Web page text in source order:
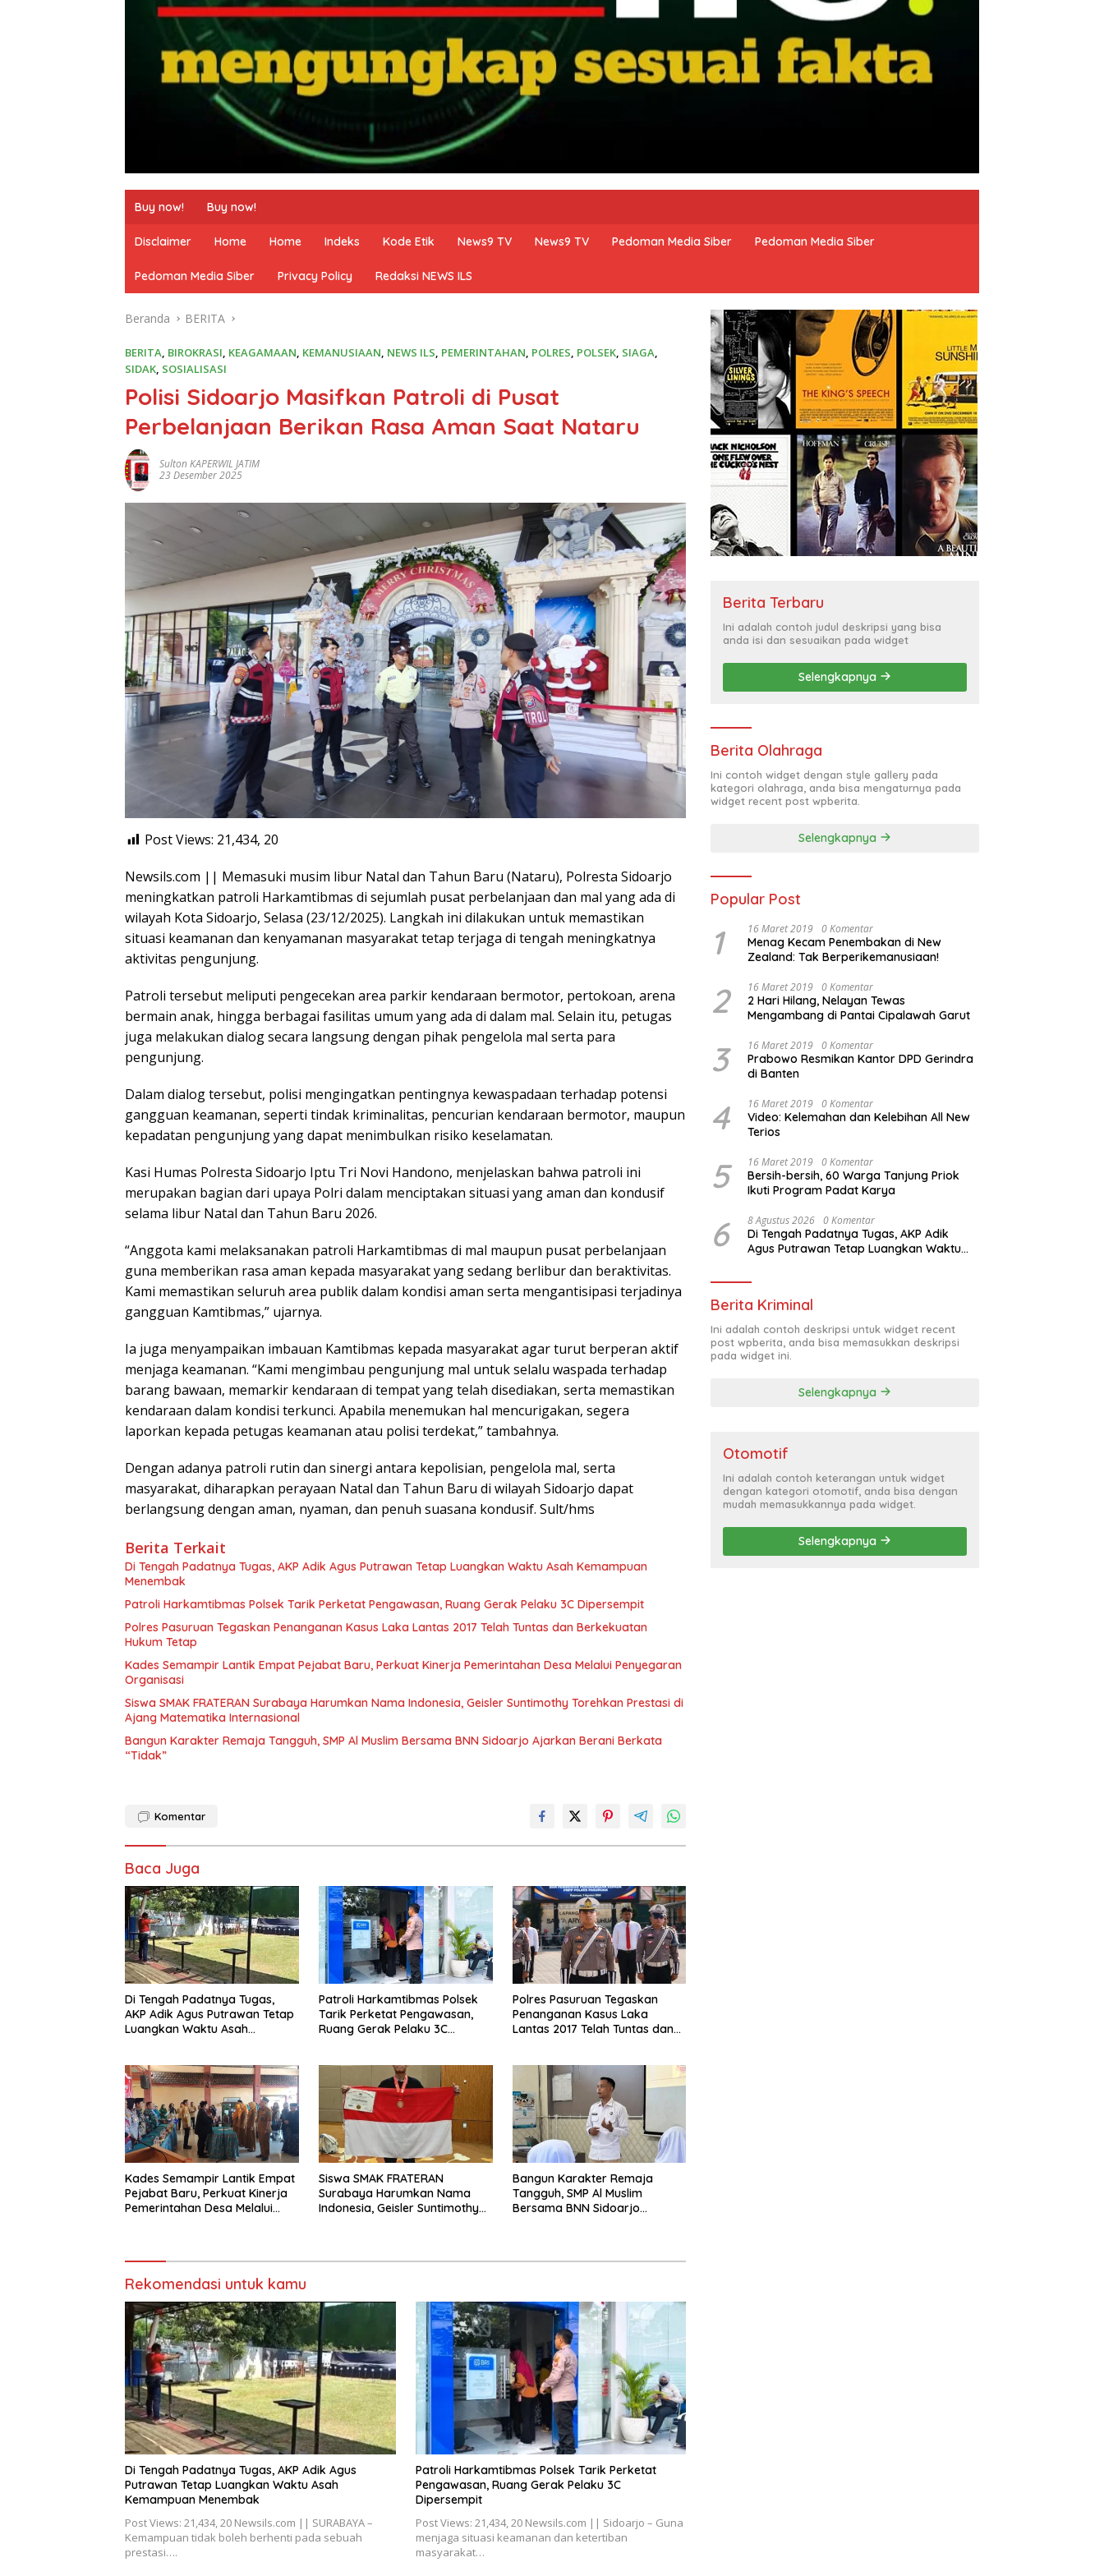
Buy now! Buy now!
Disclaimer Home Home Indeks Kode Etik News9 TV News9 TV Pedoman Media Siber Pedoman Media Siber
Pedoman Media Siber Privacy Policy Redaksi NEWS ILS
Beranda BERITA
BERITA BIROKRASI KEAGAMAAN KEMANUSIAAN NEWS ILS PEMERINTAHAN POLRES POLSEK SIAGA
SIDAK SOSIALISASI
Polisi Sidoarjo Masifkan Patroli di Pusat
Perbelanjaan Berikan Rasa Aman Saat Nataru
Sulton KAPERWIL JATIM
23 Desember 2025
Post Views: 21,434, 20
Newsils.com || Memasuki musim libur Natal dan Tahun Baru (Nataru), Polresta Sidoarjo
meningkatkan patroli Harkamtibmas di sejumlah pusat perbelanjaan dan mal yang ada di
wilayah Kota Sidoarjo, Selasa (23/12/2025). Langkah ini dilakukan untuk memastikan
situasi keamanan dan kenyamanan masyarakat tetap terjaga di tengah meningkatnya
aktivitas pengunjung.
Patroli tersebut meliputi pengecekan area parkir kendaraan bermotor, pertokoan, arena
bermain anak, hingga berbagai fasilitas umum yang ada di dalam mal. Selain itu, petugas
juga melakukan dialog secara langsung dengan pihak pengelola mal serta para
pengunjung.
Dalam dialog tersebut, polisi mengingatkan pentingnya kewaspadaan terhadap potensi
gangguan keamanan, seperti tindak kriminalitas, pencurian kendaraan bermotor, maupun
kepadatan pengunjung yang dapat menimbulkan risiko keselamatan.
Kasi Humas Polresta Sidoarjo Iptu Tri Novi Handono, menjelaskan bahwa patroli ini
merupakan bagian dari upaya Polri dalam menciptakan situasi yang aman dan kondusif
selama libur Natal dan Tahun Baru 2026.
“Anggota kami melaksanakan patroli Harkamtibmas di mal maupun pusat perbelanjaan
guna memberikan rasa aman kepada masyarakat yang sedang berlibur dan beraktivitas.
Kami memastikan seluruh area publik dalam kondisi aman serta mengantisipasi terjadinya
gangguan Kamtibmas,” ujarnya.
Ia juga menyampaikan imbauan Kamtibmas kepada masyarakat agar turut berperan aktif
menjaga keamanan. “Kami mengimbau pengunjung mal untuk selalu waspada terhadap
barang bawaan, memarkir kendaraan di tempat yang telah disediakan, serta memastikan
kendaraan dalam kondisi terkunci. Apabila menemukan hal mencurigakan, segera
laporkan kepada petugas keamanan atau polisi terdekat,” tambahnya.
Dengan adanya patroli rutin dan sinergi antara kepolisian, pengelola mal, serta
masyarakat, diharapkan perayaan Natal dan Tahun Baru di wilayah Sidoarjo dapat
berlangsung dengan aman, nyaman, dan penuh suasana kondusif. Sult/hms
Berita Terkait
Di Tengah Padatnya Tugas, AKP Adik Agus Putrawan Tetap Luangkan Waktu Asah Kemampuan
Menembak
Patroli Harkamtibmas Polsek Tarik Perketat Pengawasan, Ruang Gerak Pelaku 3C Dipersempit
Polres Pasuruan Tegaskan Penanganan Kasus Laka Lantas 2017 Telah Tuntas dan Berkekuatan
Hukum Tetap
Kades Semampir Lantik Empat Pejabat Baru, Perkuat Kinerja Pemerintahan Desa Melalui Penyegaran
Organisasi
Siswa SMAK FRATERAN Surabaya Harumkan Nama Indonesia, Geisler Suntimothy Torehkan Prestasi di
Ajang Matematika Internasional
Bangun Karakter Remaja Tangguh, SMP Al Muslim Bersama BNN Sidoarjo Ajarkan Berani Berkata
“Tidak”
Komentar
Baca Juga
Di Tengah Padatnya Tugas,
AKP Adik Agus Putrawan Tetap
Luangkan Waktu Asah
Patroli Harkamtibmas Polsek
Tarik Perketat Pengawasan,
Ruang Gerak Pelaku 3C
Polres Pasuruan Tegaskan
Penanganan Kasus Laka
Lantas 2017 Telah Tuntas dan
Kades Semampir Lantik Empat
Pejabat Baru, Perkuat Kinerja
Pemerintahan Desa Melalui
Siswa SMAK FRATERAN
Surabaya Harumkan Nama
Indonesia, Geisler Suntimothy
Bangun Karakter Remaja
Tangguh, SMP Al Muslim
Bersama BNN Sidoarjo
Rekomendasi untuk kamu
Di Tengah Padatnya Tugas, AKP Adik Agus
Putrawan Tetap Luangkan Waktu Asah
Kemampuan Menembak
Post Views: 21,434, 20 Newsils.com || SURABAYA –
Kemampuan tidak boleh berhenti pada sebuah
prestasi….
Patroli Harkamtibmas Polsek Tarik Perketat
Pengawasan, Ruang Gerak Pelaku 3C
Dipersempit
Post Views: 21,434, 20 Newsils.com || Sidoarjo – Guna
menjaga situasi keamanan dan ketertiban
masyarakat…
Berita Terbaru
Ini adalah contoh judul deskripsi yang bisa
anda isi dan sesuaikan pada widget
Selengkapnya
Berita Olahraga
Ini contoh widget dengan style gallery pada
kategori olahraga, anda bisa mengaturnya pada
widget recent post wpberita.
Selengkapnya
Popular Post
1 16 Maret 2019 0 Komentar
Menag Kecam Penembakan di New
Zealand: Tak Berperikemanusiaan!
2 16 Maret 2019 0 Komentar
2 Hari Hilang, Nelayan Tewas
Mengambang di Pantai Cipalawah Garut
3 16 Maret 2019 0 Komentar
Prabowo Resmikan Kantor DPD Gerindra
di Banten
4 16 Maret 2019 0 Komentar
Video: Kelemahan dan Kelebihan All New
Terios
5 16 Maret 2019 0 Komentar
Bersih-bersih, 60 Warga Tanjung Priok
Ikuti Program Padat Karya
6 8 Agustus 2026 0 Komentar
Di Tengah Padatnya Tugas, AKP Adik
Agus Putrawan Tetap Luangkan Waktu
Berita Kriminal
Ini adalah contoh deskripsi untuk widget recent
post wpberita, anda bisa memasukkan deskripsi
pada widget ini.
Selengkapnya
Otomotif
Ini adalah contoh keterangan untuk widget
dengan kategori otomotif, anda bisa dengan
mudah memasukkannya pada widget.
Selengkapnya